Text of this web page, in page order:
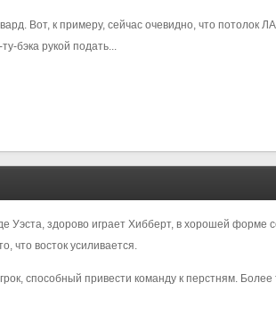
Вот, к примеру, сейчас очевидно, что потолок
бэка рукой подать...
здорово играет Хибберт, в хорошей форме
что восток усиливается.
способный привести команду к перстням.